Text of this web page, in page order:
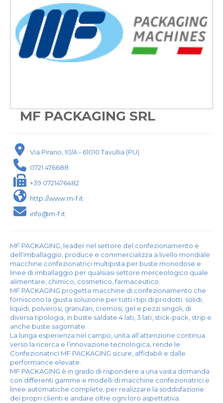
MF PACKAGING SRL
Via Pirano, 10/A - 61010 Tavullia (PU)
0721 476688
+39 0721476482
http://www.m-f.it
info@m-f.it
MF PACKAGING, leader nel settore del confezionamento e
dell’imballaggio, produce e commercializza a livello mondiale
macchine confezionatrici multipista per buste monodose e
linee di imballaggio per qualsiasi settore merceologico quale
alimentare, chimico, cosmetico, farmaceutico.
MF PACKAGING progetta macchine di confezionamento che
forniscono la giusta soluzione per tutti i tipi di prodotti: solidi,
liquidi, polverosi, granulari, cremosi, gel e pezzi singoli, di
diversa tipologia, in buste saldate 4 lati, 3 lati, stick-pack, strip e
anche buste sagomate.
La lunga esperienza nel campo, unita all’attenzione continua
verso la ricerca e l’innovazione tecnologica, rende le
Confezionatrici MF PACKAGING sicure, affidabili e dalle
performance elevate.
MF PACKAGING è in grado di rispondere a una vasta domanda
con differenti gamme e modelli di macchine confezionatrici e
linee automatiche complete, per realizzare la soddisfazione
dei propri clienti e andare oltre ogni loro aspettativa.